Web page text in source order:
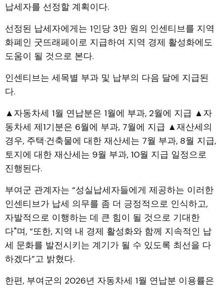
납세자를 선정할 계획이다.
선정된 납세자에게는 1인당 3만 원의 인센티브를 지역
화폐인 굿뜨래페이로 지급하여 지역 경제 활성화에도
도움이 될 것으로 본다.
인센티브는 세목별 부과 및 납부의 다음 달에 지급된
다.
▲자동차세 1월 연납분은 1월에 부과, 2월에 지급 ▲자
동차세 제1기분은 6월에 부과, 7월에 지급 ▲재산세의
경우, 주택·건축물에 대한 재산세는 7월 부과, 8월 지급,
토지에 대한 재산세는 9월 부과, 10월 지급 일정으로
진행된다.
부여군 관계자는 “성실납세자들에게 제공하는 이러한
인센티브가 납세 의무를 좀 더 긍정적으로 인식하고,
자발적으로 이행하는 데 큰 힘이 될 것으로 기대한
다"며, “또한, 지역 내 경제 활성화와 함께 지속적인 납
세 문화를 발전시키는 계기가 될 수 있도록 최선을 다
하겠다”고 밝혔다.
한편, 부여군의 2026년 자동차세 1월 연납분 이용률은